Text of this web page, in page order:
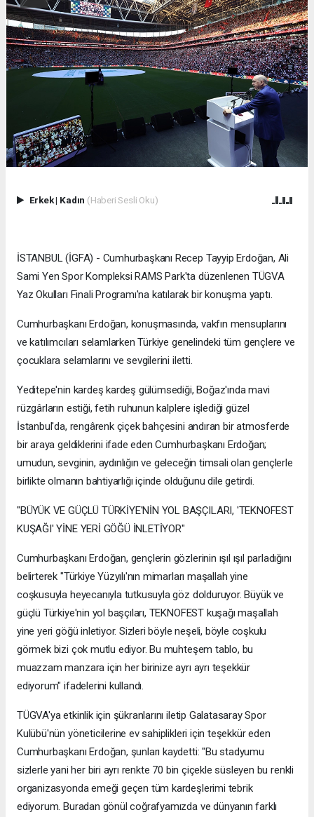
Erkek| Kadın (Haberi Sesli Oku)
İSTANBUL (İGFA) - Cumhurbaşkanı Recep Tayyip Erdoğan, Ali
Sami Yen Spor Kompleksi RAMS Park'ta düzenlenen TÜGVA
Yaz Okulları Finali Programı'na katılarak bir konuşma yaptı.
Cumhurbaşkanı Erdoğan, konuşmasında, vakfın mensuplarını
ve katılımcıları selamlarken Türkiye genelindeki tüm gençlere ve
çocuklara selamlarını ve sevgilerini iletti.
Yeditepe'nin kardeş kardeş gülümsediği, Boğaz'ında mavi
rüzgârların estiği, fetih ruhunun kalplere işlediği güzel
İstanbul'da, rengârenk çiçek bahçesini andıran bir atmosferde
bir araya geldiklerini ifade eden Cumhurbaşkanı Erdoğan;
umudun, sevginin, aydınlığın ve geleceğin timsali olan gençlerle
birlikte olmanın bahtiyarlığı içinde olduğunu dile getirdi.
"BÜYÜK VE GÜÇLÜ TÜRKİYE'NİN YOL BAŞÇILARI, 'TEKNOFEST
KUŞAĞI' YİNE YERİ GÖĞÜ İNLETİYOR"
Cumhurbaşkanı Erdoğan, gençlerin gözlerinin ışıl ışıl parladığını
belirterek "Türkiye Yüzyılı'nın mimarları maşallah yine
coşkusuyla heyecanıyla tutkusuyla göz dolduruyor. Büyük ve
güçlü Türkiye'nin yol başçıları, TEKNOFEST kuşağı maşallah
yine yeri göğü inletiyor. Sizleri böyle neşeli, böyle coşkulu
görmek bizi çok mutlu ediyor. Bu muhteşem tablo, bu
muazzam manzara için her birinize ayrı ayrı teşekkür
ediyorum" ifadelerini kullandı.
TÜGVA'ya etkinlik için şükranlarını iletip Galatasaray Spor
Kulübü'nün yöneticilerine ev sahiplikleri için teşekkür eden
Cumhurbaşkanı Erdoğan, şunları kaydetti: "Bu stadyumu
sizlerle yani her biri ayrı renkte 70 bin çiçekle süsleyen bu renkli
organizasyonda emeği geçen tüm kardeşlerimi tebrik
ediyorum. Buradan gönül coğrafyamızda ve dünyanın farklı